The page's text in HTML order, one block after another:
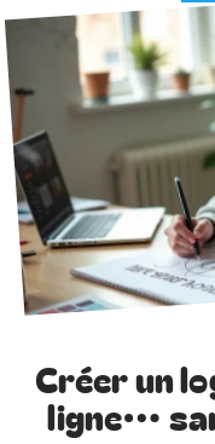
Créer un
ligne…